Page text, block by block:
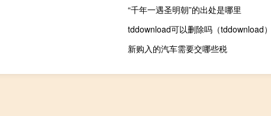
“千年一遇圣明朝”的出处是哪里
tddownload可以删除吗（tddownload）
新购入的汽车需要交哪些税